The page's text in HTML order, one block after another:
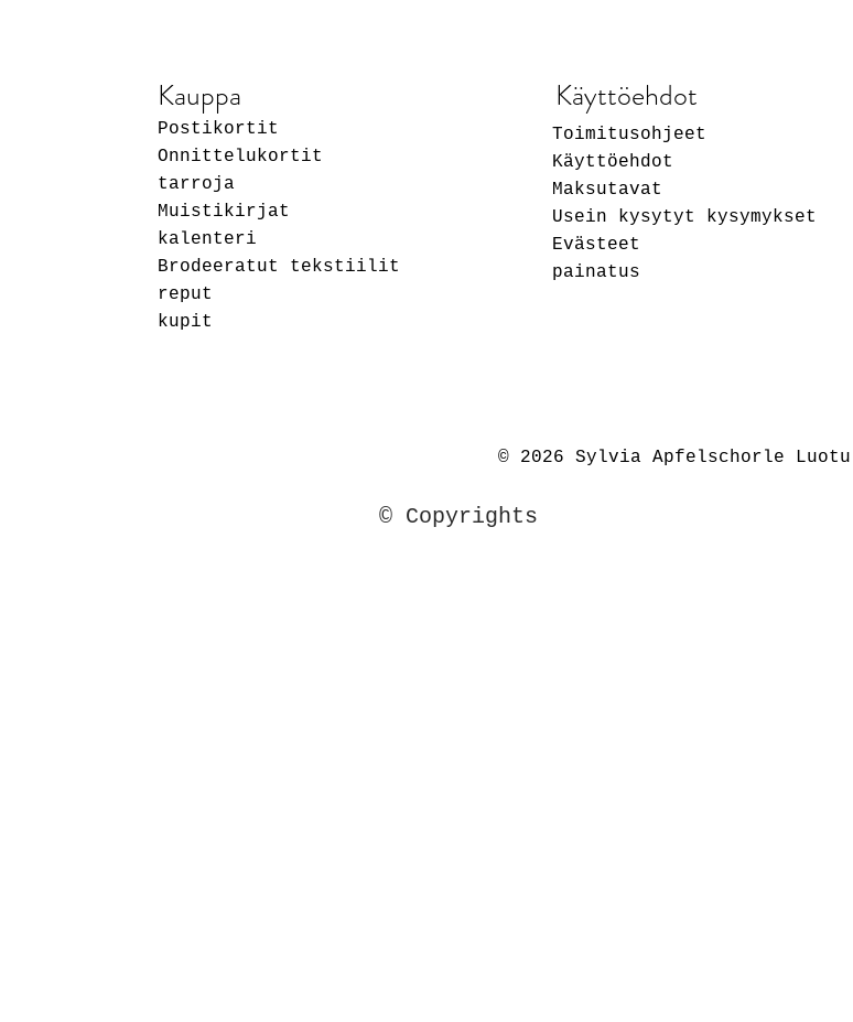
Kauppa
Postikortit
Onnittelukortit
tarroja
Muistikirjat
kalenteri
Brodeeratut tekstiilit
reput
kupit
Käyttöehdot
Toimitusohjeet
Käyttöehdot
Maksutavat
Usein kysytyt kysymykset
Evästeet
painatus
© 2026 Sylvia Apfelschorle Luotu
© Copyrights